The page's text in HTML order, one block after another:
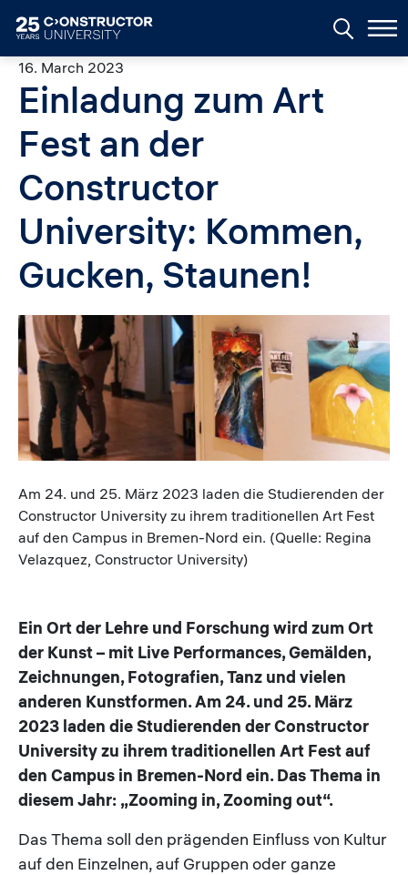
16. March 2023
Einladung zum Art
Fest an der
Constructor
University: Kommen,
Gucken, Staunen!
Image
Caption
Am 24. und 25. März 2023 laden die Studierenden der
Constructor University zu ihrem traditionellen Art Fest
auf den Campus in Bremen-Nord ein. (Quelle: Regina
Velazquez, Constructor University)
Ein Ort der Lehre und Forschung wird zum Ort
der Kunst – mit Live Performances, Gemälden,
Zeichnungen, Fotografien, Tanz und vielen
anderen Kunstformen. Am 24. und 25. März
2023 laden die Studierenden der Constructor
University zu ihrem traditionellen Art Fest auf
den Campus in Bremen-Nord ein. Das Thema in
diesem Jahr: „Zooming in, Zooming out“.
Das Thema soll den prägenden Einfluss von Kultur
auf den Einzelnen, auf Gruppen oder ganze